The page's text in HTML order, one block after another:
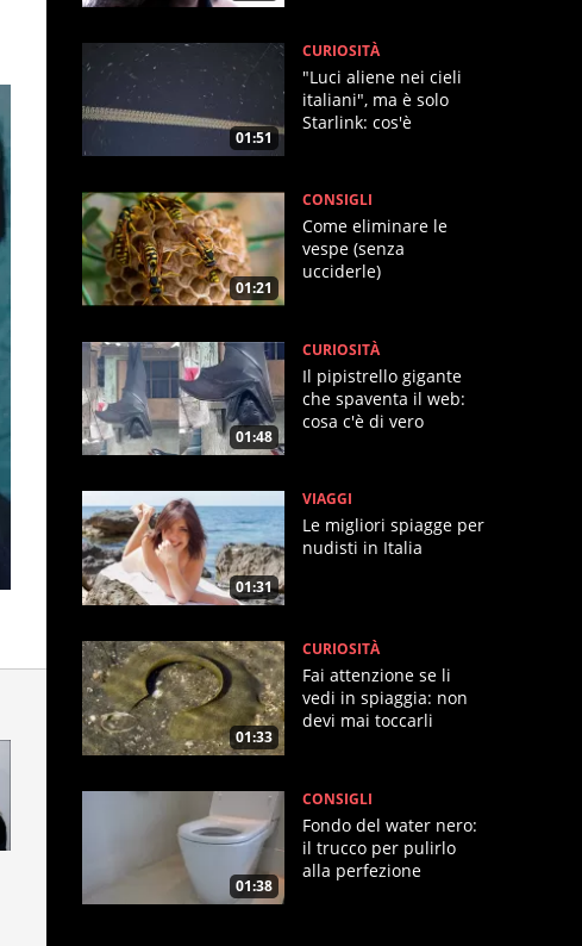
01:51
CURIOSITÀ
"Luci aliene nei cieli
italiani", ma è solo
Starlink: cos'è
01:21
CONSIGLI
Come eliminare le
vespe (senza
ucciderle)
01:48
CURIOSITÀ
Il pipistrello gigante
che spaventa il web:
cosa c'è di vero
01:31
VIAGGI
Le migliori spiagge per
nudisti in Italia
01:33
CURIOSITÀ
Fai attenzione se li
vedi in spiaggia: non
devi mai toccarli
01:38
CONSIGLI
Fondo del water nero:
il trucco per pulirlo
alla perfezione